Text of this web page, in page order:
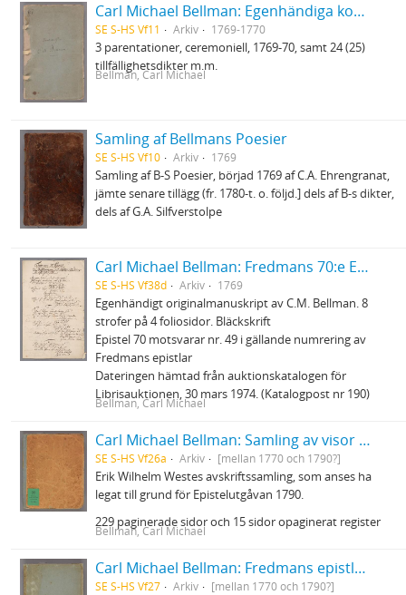
Carl Michael Bellman: Egenhändiga koncepter
SE S-HS Vf11 Arkiv 1769-1770
3 parentationer, ceremoniell, 1769-70, samt 24 (25)
tillfällighetsdikter m.m.
Bellman, Carl Michael
Samling af Bellmans Poesier
SE S-HS Vf10 Arkiv 1769
Samling af B-S Poesier, börjad 1769 af C.A. Ehrengranat,
jämte senare tillägg (fr. 1780-t. o. följd.] dels af B-s dikter,
dels af G.A. Silfverstolpe
Carl Michael Bellman: Fredmans 70:e Epistel. Om landstigningen wid Klubben i Mälarn en höst-afton 1769
SE S-HS Vf38d Arkiv 1769
Egenhändigt originalmanuskript av C.M. Bellman. 8
strofer på 4 foliosidor. Bläckskrift
Epistel 70 motsvarar nr. 49 i gällande numrering av
Fredmans epistlar
Dateringen hämtad från auktionskatalogen för
Librisauktionen, 30 mars 1974. (Katalogpost nr 190)
Bellman, Carl Michael
Carl Michael Bellman: Samling av visor och mindre poemer
SE S-HS Vf26a Arkiv [mellan 1770 och 1790?]
Erik Wilhelm Westes avskriftssamling, som anses ha
legat till grund för Epistelutgåvan 1790.
229 paginerade sidor och 15 sidor opaginerat register
Bellman, Carl Michael
Carl Michael Bellman: Fredmans epistlar m.m.
SE S-HS Vf27 Arkiv [mellan 1770 och 1790?]